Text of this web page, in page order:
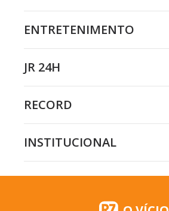
ENTRETENIMENTO
JR 24H
RECORD
INSTITUCIONAL